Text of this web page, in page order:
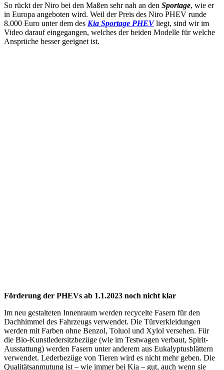
So rückt der Niro bei den Maßen sehr nah an den Sportage, wie er
in Europa angeboten wird. Weil der Preis des Niro PHEV runde
8.000 Euro unter dem des Kia Sportage PHEVliegt, sind wir im
Video darauf eingegangen, welches der beiden Modelle für welche
Ansprüche besser geeignet ist.
Förderung der PHEVs ab 1.1.2023 noch nicht klar
Im neu gestalteten Innenraum werden recycelte Fasern für den
Dachhimmel des Fahrzeugs verwendet. Die Türverkleidungen
werden mit Farben ohne Benzol, Toluol und Xylol versehen. Für
die Bio-Kunstledersitzbezüge (wie im Testwagen verbaut, Spirit-
Ausstattung) werden Fasern unter anderem aus Eukalyptusblättern
verwendet. Lederbezüge von Tieren wird es nicht mehr geben. Die
Qualitätsanmutung ist – wie immer bei Kia – gut, auch wenn sie